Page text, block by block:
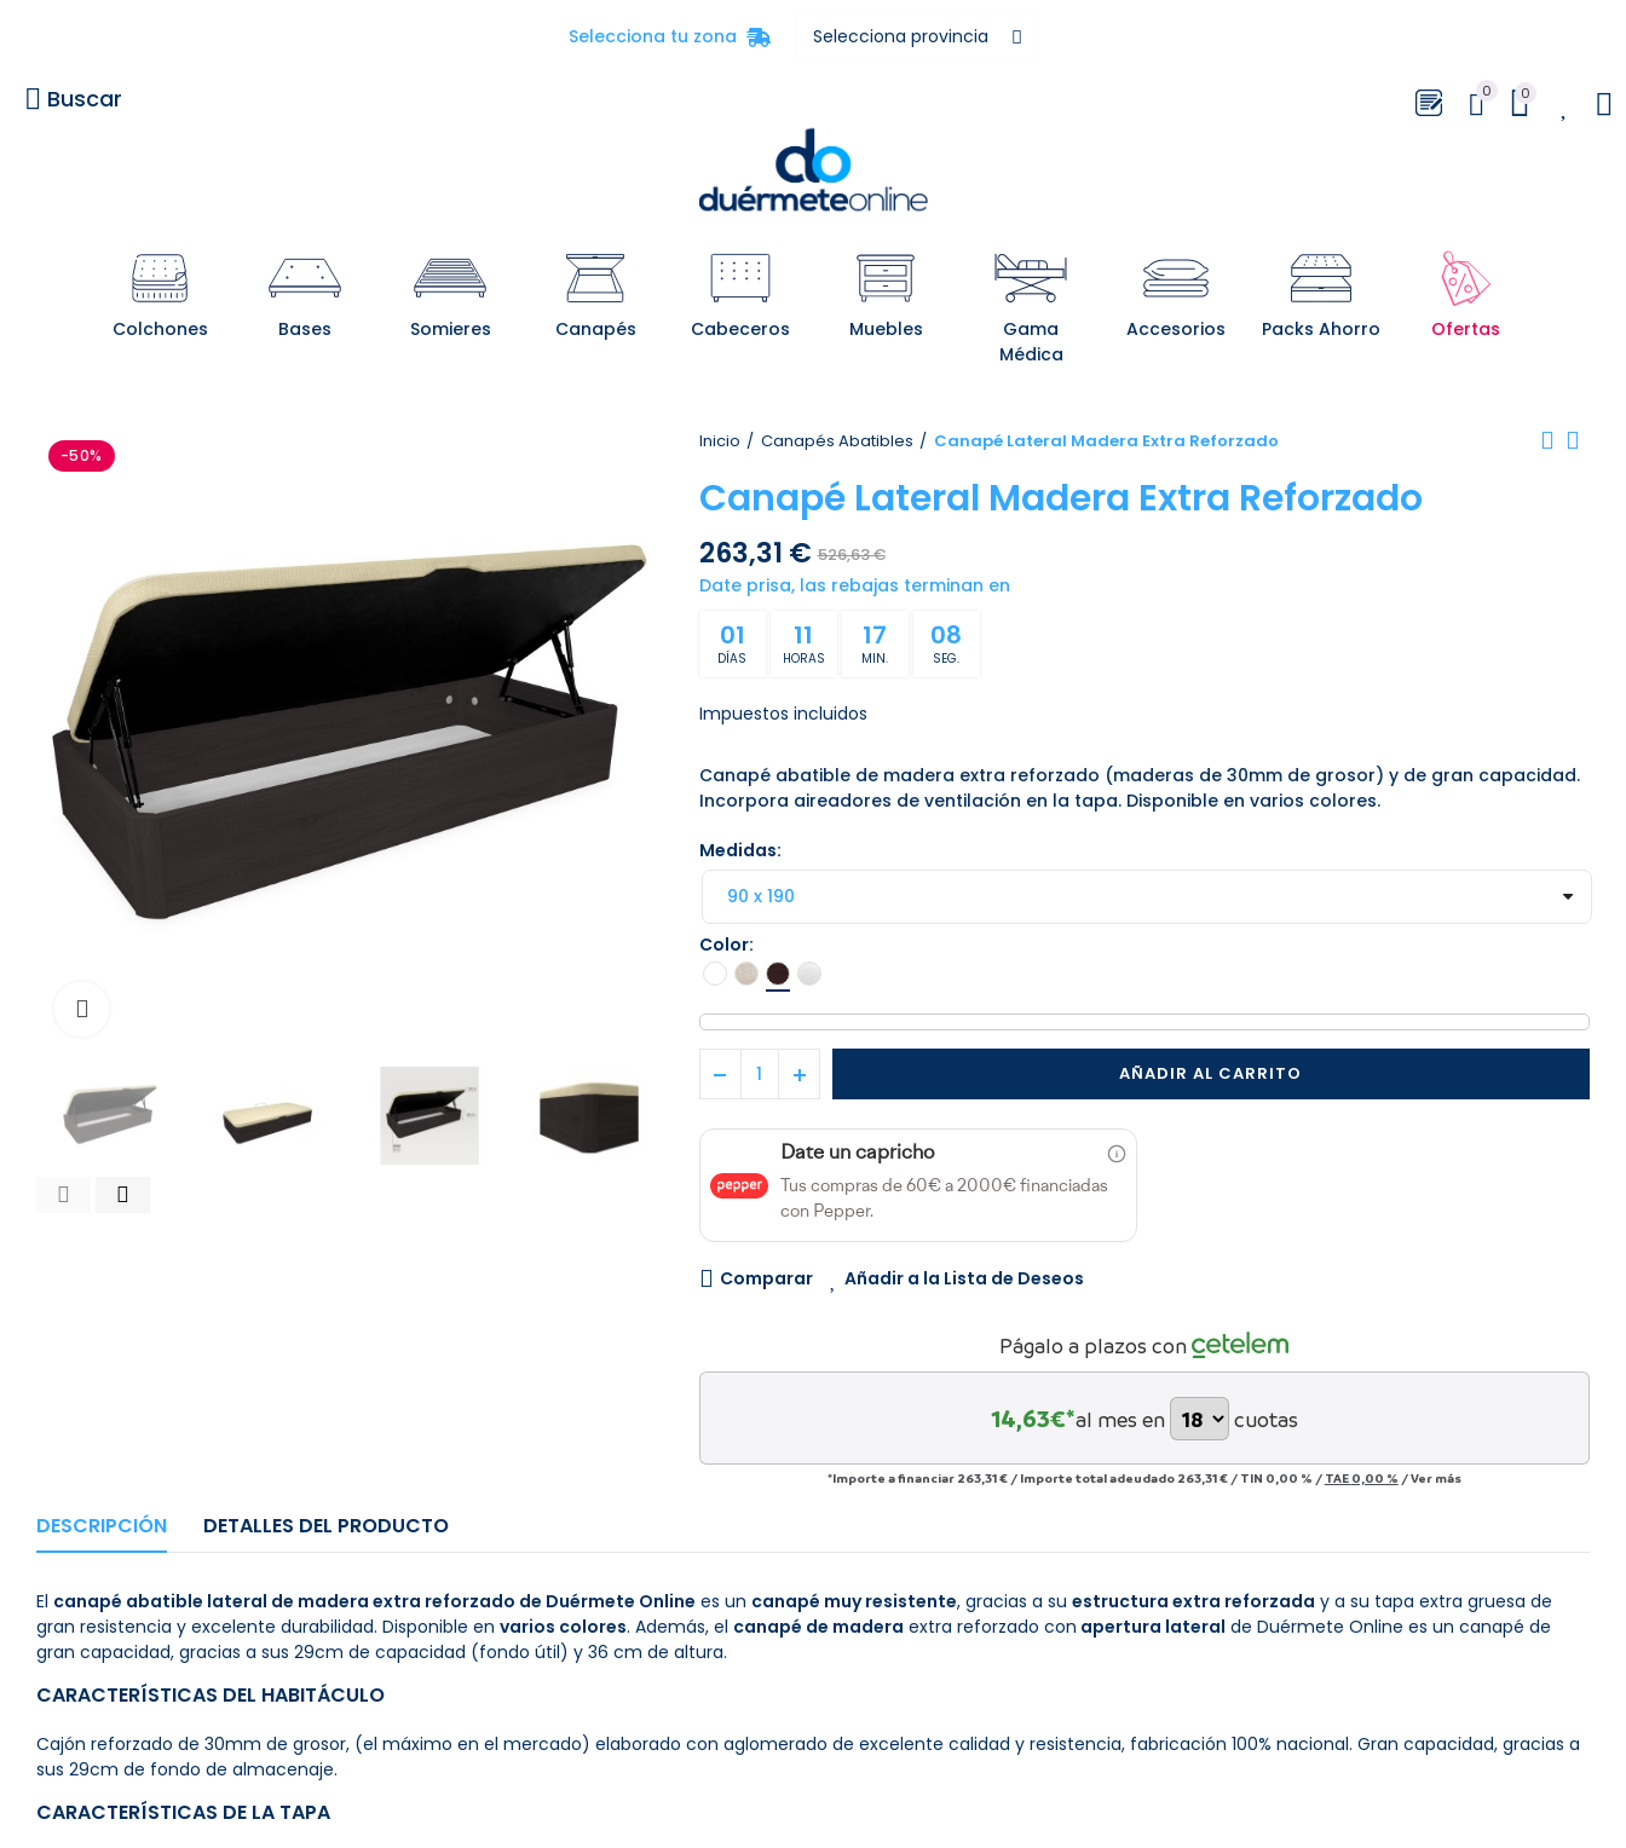
Selecciona tu zona
Buscar 0 0
Colchones Bases Somieres Canapés Cabeceros Muebles
Gama
Médica
Accesorios Packs Ahorro Ofertas
-50%
Inicio Canapés Abatibles Canapé Lateral Madera Extra Reforzado
Canapé Lateral Madera Extra Reforzado
263,31 €526,63 €
Date prisa, las rebajas terminan en
01
DÍAS
11
HORAS
17
MIN.
07
SEG.
Impuestos incluidos
Canapé abatible de madera extra reforzado (maderas de 30mm de grosor) y de gran capacidad.
Incorpora aireadores de ventilación en la tapa. Disponible en varios colores.
Medidas
Color
AÑADIR AL CARRITO
Date un capricho
Tus compras de 60€ a 2000€ financiadas
con Pepper.
Comparar Añadir a la Lista de Deseos
Págalo a plazos con
14,63€*al mes en cuotas
*Importe a financiar 263,31 € / Importe total adeudado 263,31 €/ TIN 0,00 % / TAE 0,00 % /Ver más
DESCRIPCIÓN DETALLES DEL PRODUCTO
El canapé abatible lateral de madera extra reforzado de Duérmete Online es un canapé muy resistente, gracias a su estructura extra reforzada y a su tapa extra gruesa de
gran resistencia y excelente durabilidad. Disponible en varios colores. Además, el canapé de madera extra reforzado con apertura lateral de Duérmete Online es un canapé de
gran capacidad, gracias a sus 29cm de capacidad (fondo útil) y 36 cm de altura.
CARACTERÍSTICAS DEL HABITÁCULO
Cajón reforzado de 30mm de grosor, (el máximo en el mercado) elaborado con aglomerado de excelente calidad y resistencia, fabricación 100% nacional. Gran capacidad, gracias a
sus 29cm de fondo de almacenaje.
CARACTERÍSTICAS DE LA TAPA